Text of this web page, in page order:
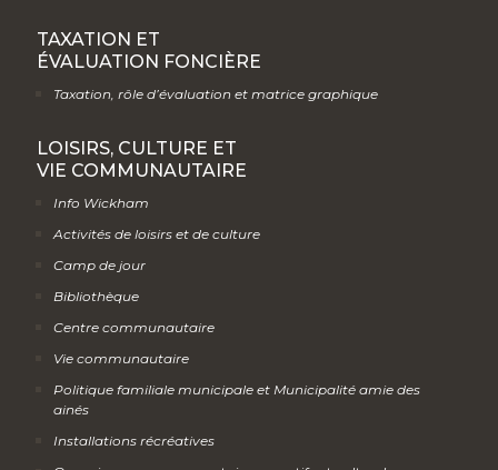
TAXATION ET
ÉVALUATION FONCIÈRE
Taxation, rôle d’évaluation et matrice graphique
LOISIRS, CULTURE ET
VIE COMMUNAUTAIRE
Info Wickham
Activités de loisirs et de culture
Camp de jour
Bibliothèque
Centre communautaire
Vie communautaire
Politique familiale municipale et Municipalité amie des
ainés
Installations récréatives